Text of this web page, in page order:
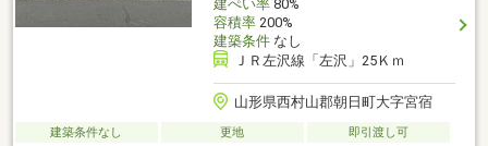
建ぺい率80%
容積率200%
建築条件なし
ＪＲ左沢線「左沢」25Ｋｍ
山形県西村山郡朝日町大字宮宿
建築条件なし 更地 即引渡し可